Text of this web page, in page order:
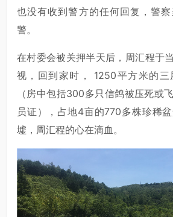
也没有收到警方的任何回复，警
警。
在村委会被关押半天后，周汇程于
视，回到家时， 1250平方米的
（房中包括300多只信鸽被压死或
员证），占地4亩的770多株珍稀
墟，周汇程的心在滴血。